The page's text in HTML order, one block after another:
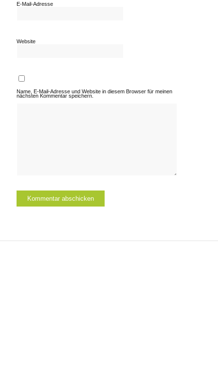
E-Mail-Adresse
Website
Name, E-Mail-Adresse und Website in diesem Browser für meinen
nächsten Kommentar speichern.